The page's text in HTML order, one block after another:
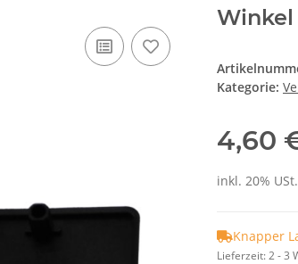
Winkel
Kategorie:
4,60
inkl. 20%
Knapper
Lieferzeit:2 - 3